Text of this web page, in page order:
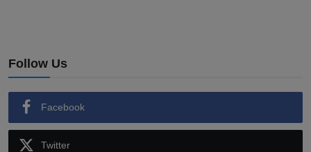
Follow Us
Facebook
Twitter